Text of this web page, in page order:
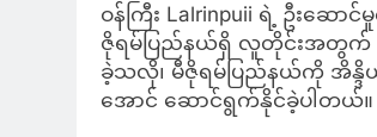
ဝန်ကြီး Lalrinpuii ရဲ့ ဦးဆောင်
ဇိုရမ်ပြည်နယ်ရှိ လူတိုင်းအတွက် က
ခဲ့သလို၊ မီဇိုရမ်ပြည်နယ်ကို အိန္ဒိ
အောင် ဆောင်ရွက်နိုင်ခဲ့ပါတယ်။